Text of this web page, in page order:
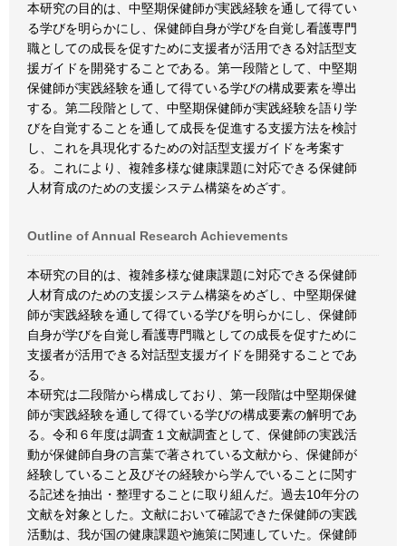
本研究の目的は、中堅期保健師が実践経験を通して得てい
る学びを明らかにし、保健師自身が学びを自覚し看護専門
職としての成長を促すために支援者が活用できる対話型支
援ガイドを開発することである。第一段階として、中堅期
保健師が実践経験を通して得ている学びの構成要素を導出
する。第二段階として、中堅期保健師が実践経験を語り学
びを自覚することを通して成長を促進する支援方法を検討
し、これを具現化するための対話型支援ガイドを考案す
る。これにより、複雑多様な健康課題に対応できる保健師
人材育成のための支援システム構築をめざす。
Outline of Annual Research Achievements
本研究の目的は、複雑多様な健康課題に対応できる保健師
人材育成のための支援システム構築をめざし、中堅期保健
師が実践経験を通して得ている学びを明らかにし、保健師
自身が学びを自覚し看護専門職としての成長を促すために
支援者が活用できる対話型支援ガイドを開発することであ
る。
本研究は二段階から構成しており、第一段階は中堅期保健
師が実践経験を通して得ている学びの構成要素の解明であ
る。令和６年度は調査１文献調査として、保健師の実践活
動が保健師自身の言葉で著されている文献から、保健師が
経験していること及びその経験から学んでいることに関す
る記述を抽出・整理することに取り組んだ。過去10年分の
文献を対象とした。文献において確認できた保健師の実践
活動は、我が国の健康課題や施策に関連していた。保健師